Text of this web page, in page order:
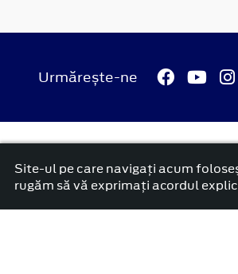
Urmărește-ne
© 2026 ATI Motors Termeni si
Anunț începere proiect ”PNRR.
platformă dezvoltată de Workleto
Site-ul pe care navigați acum
rugăm să vă exprimați acordul